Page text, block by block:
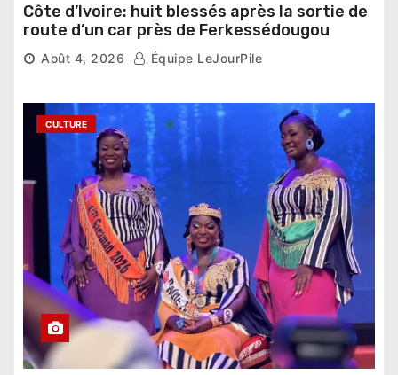
Côte d’Ivoire: huit blessés après la sortie de
route d’un car près de Ferkessédougou
Août 4, 2026 Équipe LeJourPile
CULTURE